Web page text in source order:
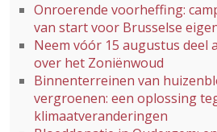
Onroerende voorheffing:
van start voor Brusselse
Neem vóór 15 augustus deel
over het Zoniënwoud
Binnenterreinen van
vergroenen: een oplossing
klimaatveranderingen